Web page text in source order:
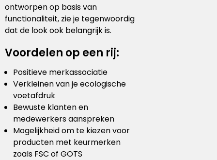
ontworpen op basis van
functionaliteit, zie je tegenwoordig
dat de look ook belangrijk is.
Voordelen op een rij:
Positieve merkassociatie
Verkleinen van je ecologische
voetafdruk
Bewuste klanten en
medewerkers aanspreken
Mogelijkheid om te kiezen voor
producten met keurmerken
zoals FSC of GOTS